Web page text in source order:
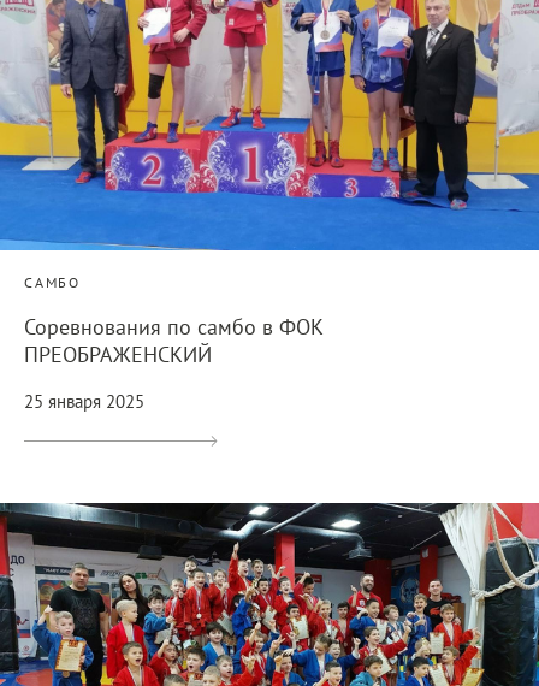
САМБО
Соревнования по самбо в ФОК
ПРЕОБРАЖЕНСКИЙ
25 января 2025